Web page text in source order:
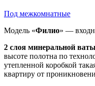
Под межкомнатные
Модель «Филио» —
2 слоя минеральной
высоте полотна по
утепленной коробкой
квартиру от